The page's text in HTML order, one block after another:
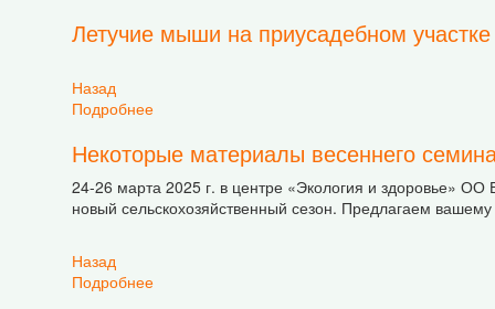
Летучие мыши на приусадебном участке
Назад
Подробнее
Некоторые материалы весеннего
24-26 марта 2025 г. в центре «Экология и здоровье» ОО
новый сельскохозяйственный сезон. Предлагаем
Назад
Подробнее